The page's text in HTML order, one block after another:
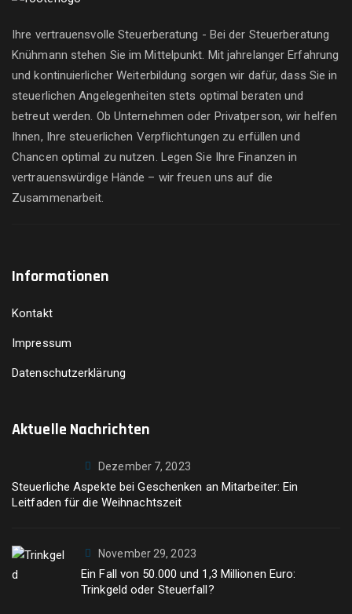
Ihre vertrauensvolle Steuerberatung - Bei der Steuerberatung
Knühmann stehen Sie im Mittelpunkt. Mit jahrelanger Erfahrung
und kontinuierlicher Weiterbildung sorgen wir dafür, dass Sie in
steuerlichen Angelegenheiten stets optimal beraten und
betreut werden. Ob Unternehmen oder Privatperson, wir helfen
Ihnen, Ihre steuerlichen Verpflichtungen zu erfüllen und
Chancen optimal zu nutzen. Legen Sie Ihre Finanzen in
vertrauenswürdige Hände – wir freuen uns auf die
Zusammenarbeit.
Informationen
Kontakt
Impressum
Datenschutzerklärung
Aktuelle Nachrichten
Dezember 7, 2023
Steuerliche Aspekte bei Geschenken an Mitarbeiter: Ein
Leitfaden für die Weihnachtszeit
November 29, 2023
Ein Fall von 50.000 und 1,3 Millionen Euro:
Trinkgeld oder Steuerfall?